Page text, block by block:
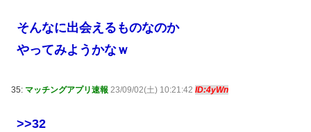
そんなに出会えるものなのか
やってみようかなｗ
35: マッチングアプリ速報 23/09/02(土) 10:21:42 ID:4yWn
>>32